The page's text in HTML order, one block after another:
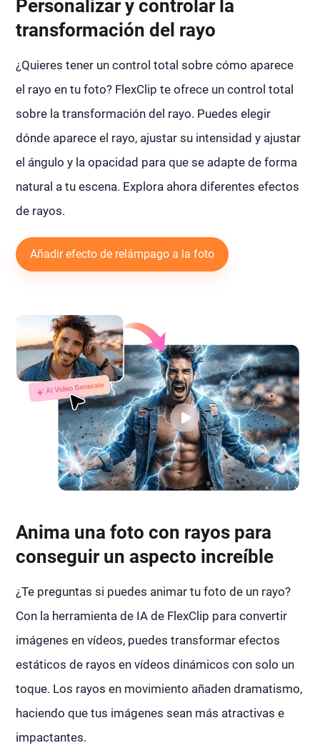
Personalizar y controlar la
transformación del rayo
¿Quieres tener un control total sobre cómo aparece
el rayo en tu foto? FlexClip te ofrece un control total
sobre la transformación del rayo. Puedes elegir
dónde aparece el rayo, ajustar su intensidad y ajustar
el ángulo y la opacidad para que se adapte de forma
natural a tu escena. Explora ahora diferentes efectos
de rayos.
Añadir efecto de relámpago a la foto
Anima una foto con rayos para
conseguir un aspecto increíble
¿Te preguntas si puedes animar tu foto de un rayo?
Con la herramienta de IA de FlexClip para convertir
imágenes en vídeos, puedes transformar efectos
estáticos de rayos en vídeos dinámicos con solo un
toque. Los rayos en movimiento añaden dramatismo,
haciendo que tus imágenes sean más atractivas e
impactantes.